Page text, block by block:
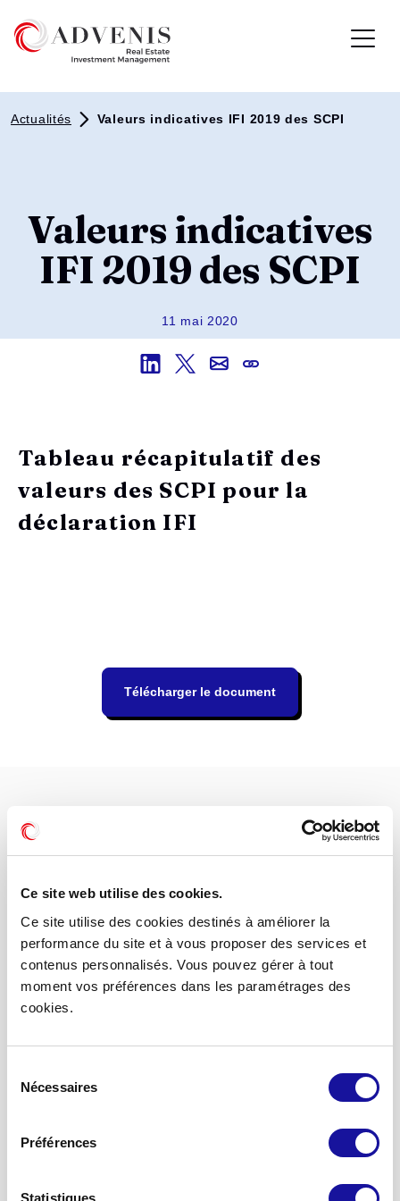
Ce site web utilise des cookies.
Ce site utilise des cookies destinés à améliorer la
performance du site et à vous proposer des services et
contenus personnalisés. Vous pouvez gérer à tout
moment vos préférences dans les paramétrages des
cookies.
Nécessaires
Préférences
Statistiques
Actualités Valeurs indicatives IFI 2019 des SCPI
Valeurs indicatives
IFI 2019 des SCPI
11 mai 2020
Tableau récapitulatif des
valeurs des SCPI pour la
déclaration IFI
Télécharger le document
52 rue de Bassano
75008 Paris
01 78 09 88 34